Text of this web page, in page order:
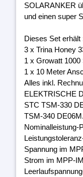
SOLARANKER
und einen super
Dieses Set erhält
3 x Trina Honey
1 x Growatt
1 x 10 Meter
Alles inkl.
ELEKTRISCHE
STC TSM-330
TSM-340
Nominalleistung-
Spannung im
Strom im MPP-